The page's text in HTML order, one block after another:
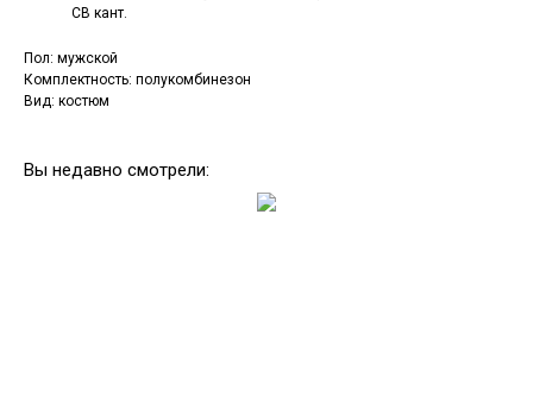
СВ кант.
Пол: мужской
Комплектность: полукомбинезон
Вид: костюм
Вы недавно смотрели: